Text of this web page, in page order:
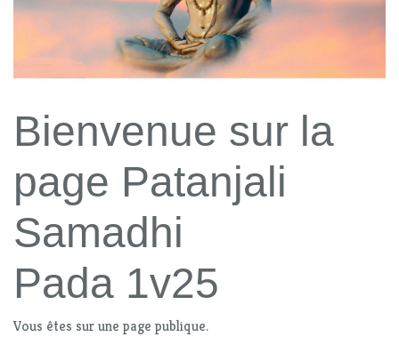
Bienvenue sur la
page Patanjali
Samadhi
Pada 1v25
Vous êtes sur une page publique.